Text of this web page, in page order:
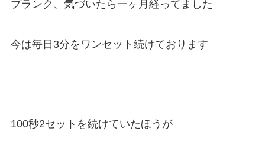
プランク、気づいたら一ヶ月経ってました
今は毎日3分をワンセット続けております
100秒2セットを続けていたほうが